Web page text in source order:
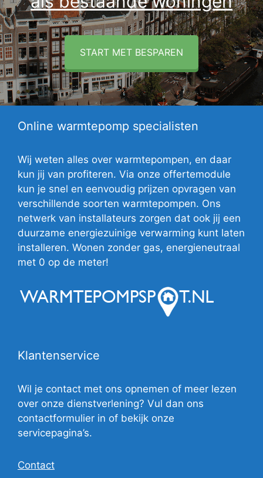
START MET BESPAREN
Online warmtepomp specialisten
Wij weten alles over warmtepompen, en daar
kun jij van profiteren. Via onze offertemodule
kun je snel en eenvoudig prijzen opvragen van
verschillende soorten warmtepompen. Ons
netwerk van installateurs zorgen dat ook jij een
duurzame energiezuinige verwarming kunt laten
installeren. Wonen zonder gas, energieneutraal
met 0 op de meter!
Klantenservice
Wil je contact met ons opnemen of meer lezen
over onze dienstverlening? Vul dan ons
contactformulier in of bekijk onze
servicepagina’s.
Contact